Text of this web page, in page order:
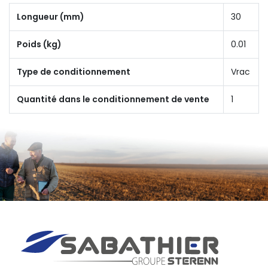
Longueur (mm) 30
Poids (kg) 0.01
Type de conditionnement Vrac
Quantité dans le conditionnement de vente 1